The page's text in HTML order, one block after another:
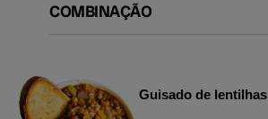
COMBINAÇÃO
Guisado de lentilhas